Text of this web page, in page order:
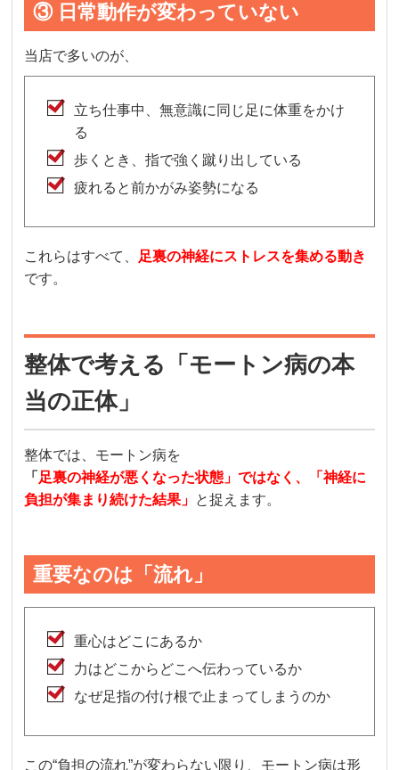
③ 日常動作が変わっていない
当店で多いのが、
立ち仕事中、無意識に同じ足に体重をかけ
る
歩くとき、指で強く蹴り出している
疲れると前かがみ姿勢になる
これらはすべて、
足裏の神経にストレスを集める動き
です。
整体で考える「モートン病の本
当の正体」
整体では、モートン病を
「 足裏の神経が悪くなった状態」ではなく、「神経に
負担が集まり続けた結果」 と捉えます。
重要なのは「流れ」
重心はどこにあるか
力はどこからどこへ伝わっているか
なぜ足指の付け根で止まってしまうのか
この“負担の流れ”が変わらない限り、モートン病は形